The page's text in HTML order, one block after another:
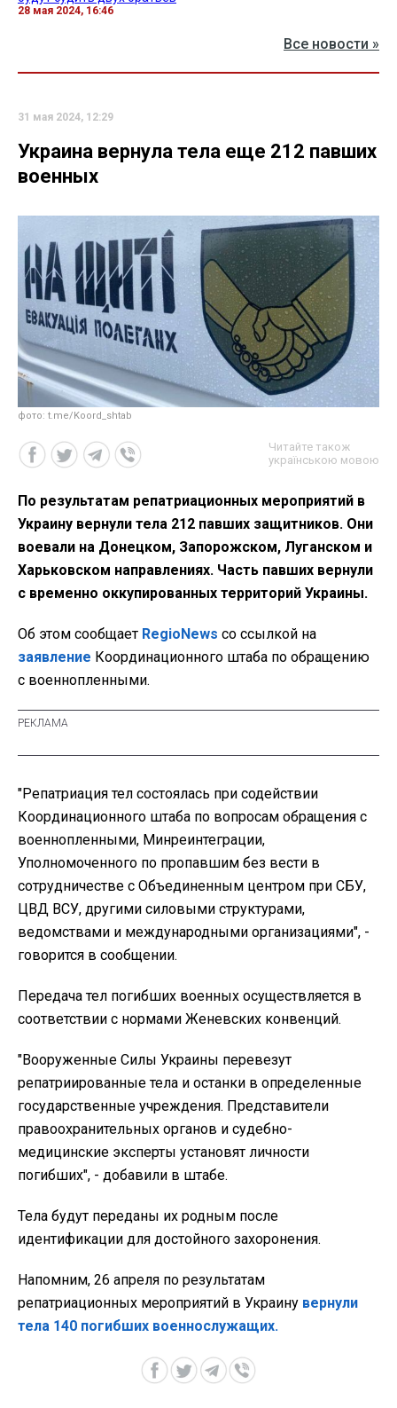
28 мая 2024, 16:46
Все новости »
31 мая 2024, 12:29
Украина вернула тела еще 212 павших
военных
фото: t.me/Koord_shtab
Читайте також
українською мовою
По результатам репатриационных мероприятий в
Украину вернули тела 212 павших защитников. Они
воевали на Донецком, Запорожском, Луганском и
Харьковском направлениях. Часть павших вернули
с временно оккупированных территорий Украины.
Об этом сообщает RegioNews со ссылкой на
заявление Координационного штаба по обращению
с военнопленными.
"Репатриация тел состоялась при содействии
Координационного штаба по вопросам обращения с
военнопленными, Минреинтеграции,
Уполномоченного по пропавшим без вести в
сотрудничестве с Объединенным центром при СБУ,
ЦВД ВСУ, другими силовыми структурами,
ведомствами и международными организациями", -
говорится в сообщении.
Передача тел погибших военных осуществляется в
соответствии с нормами Женевских конвенций.
"Вооруженные Силы Украины перевезут
репатриированные тела и останки в определенные
государственные учреждения. Представители
правоохранительных органов и судебно-
медицинские эксперты установят личности
погибших", - добавили в штабе.
Тела будут переданы их родным после
идентификации для достойного захоронения.
Напомним, 26 апреля по результатам
репатриационных мероприятий в Украину вернули
тела 140 погибших военнослужащих.